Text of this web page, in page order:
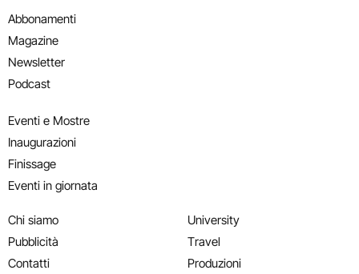
Abbonamenti
Magazine
Newsletter
Podcast
Eventi e Mostre
Inaugurazioni
Finissage
Eventi in giornata
Chi siamo
Pubblicità
Contatti
University
Travel
Produzioni